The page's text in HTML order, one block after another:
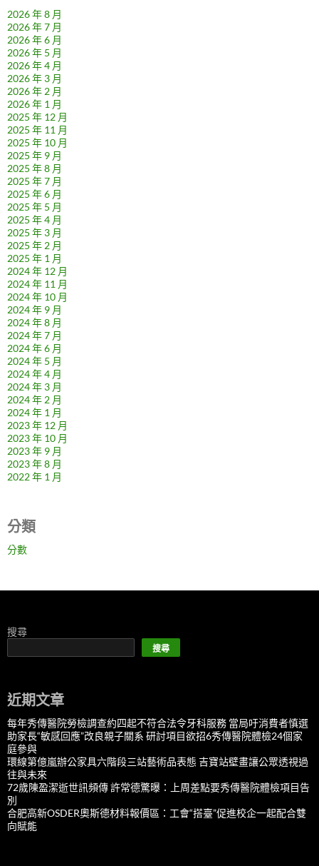
2026 年 8 月
2026 年 7 月
2026 年 6 月
2026 年 5 月
2026 年 4 月
2026 年 3 月
2026 年 2 月
2026 年 1 月
2025 年 12 月
2025 年 11 月
2025 年 10 月
2025 年 9 月
2025 年 8 月
2025 年 7 月
2025 年 6 月
2025 年 5 月
2025 年 4 月
2025 年 3 月
2025 年 2 月
2025 年 1 月
2024 年 12 月
2024 年 11 月
2024 年 10 月
2024 年 9 月
2024 年 8 月
2024 年 7 月
2024 年 6 月
2024 年 5 月
2024 年 4 月
2024 年 3 月
2024 年 2 月
2024 年 1 月
2023 年 12 月
2023 年 10 月
2023 年 9 月
2023 年 8 月
2022 年 1 月
分類
分數
搜尋
搜尋
近期文章
每年秀傳醫院勞檢調查約四起不符合法令牙科服務 當局吁消費者慎選
助家長“敏感回應”改良親子關系 研討項目欲招6秀傳醫院體檢24個家
庭參與
環線第億嵐辦公家具六階段三站藝術品表態 吉寶站壁畫讓公眾透視過
往與未來
72歲陳盈潔逝世訊頻傳 許常德驚曝：上周差點要秀傳醫院體檢項目告
別
合肥高新OSDER奧斯德材料報價區：工會“搭臺”促進校企一起配合雙
向賦能